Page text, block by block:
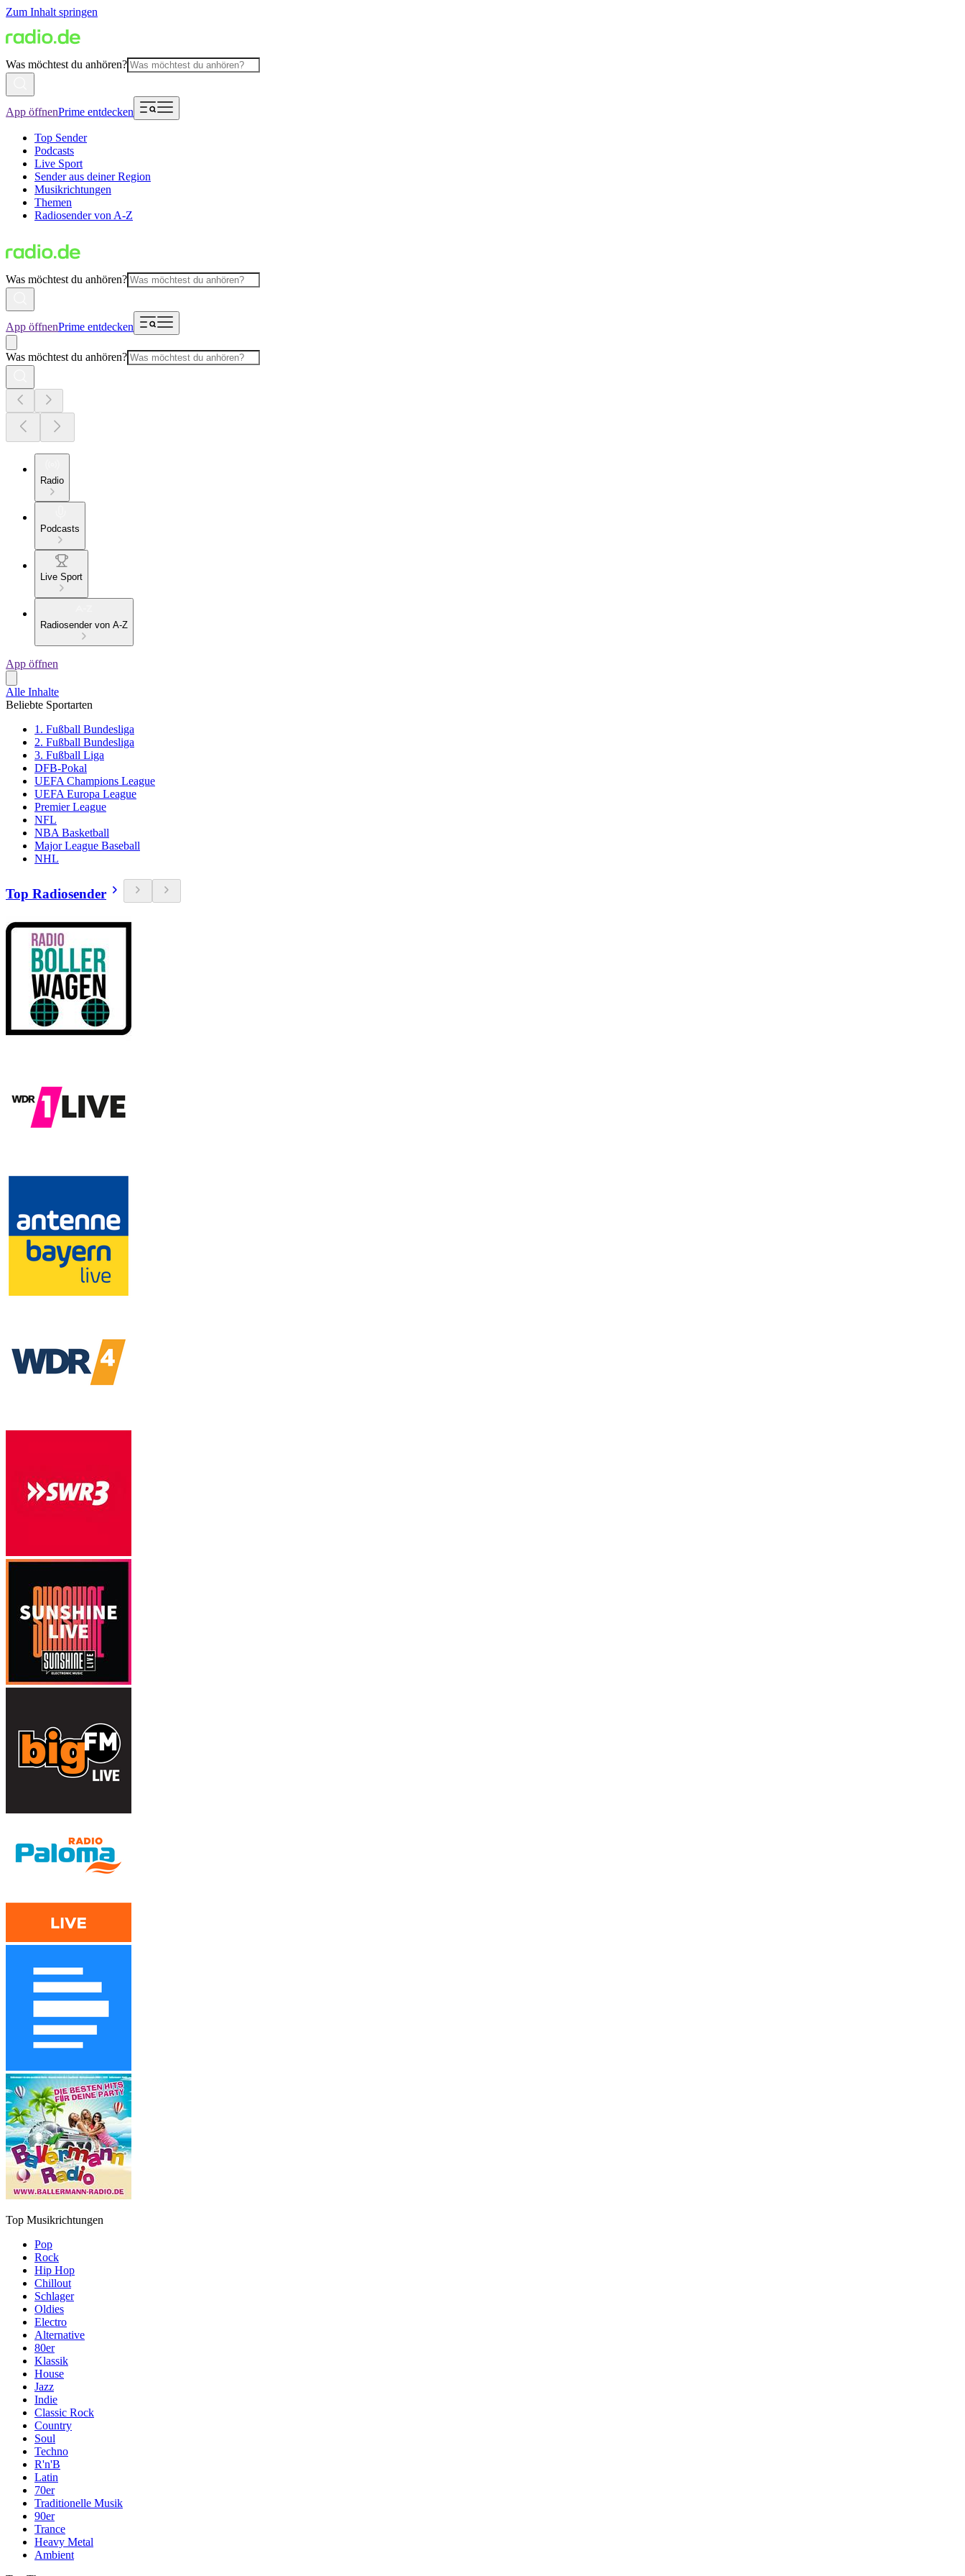
Zum Inhalt springen
Was möchtest du anhören?
App öffnenPrime entdecken
Top Sender
Podcasts
Live Sport
Sender aus deiner Region
Musikrichtungen
Themen
Radiosender von A-Z
Was möchtest du anhören?
App öffnenPrime entdecken
Was möchtest du anhören?
Radio
Podcasts
Live Sport
Radiosender von A-Z
App öffnen
Alle Inhalte
Beliebte Sportarten
1. Fußball Bundesliga
2. Fußball Bundesliga
3. Fußball Liga
DFB-Pokal
UEFA Champions League
UEFA Europa League
Premier League
NFL
NBA Basketball
Major League Baseball
NHL
Top Radiosender
Top Musikrichtungen
Pop
Rock
Hip Hop
Chillout
Schlager
Oldies
Electro
Alternative
80er
Klassik
House
Jazz
Indie
Classic Rock
Country
Soul
Techno
R'n'B
Latin
70er
Traditionelle Musik
90er
Trance
Heavy Metal
Ambient